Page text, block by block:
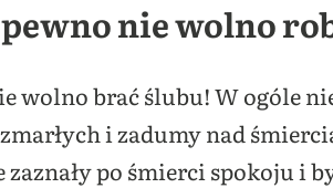
pewno nie wolno
wolno brać ślubu! W ogóle
i zadumy nad
zaznały po śmierci spokoju i